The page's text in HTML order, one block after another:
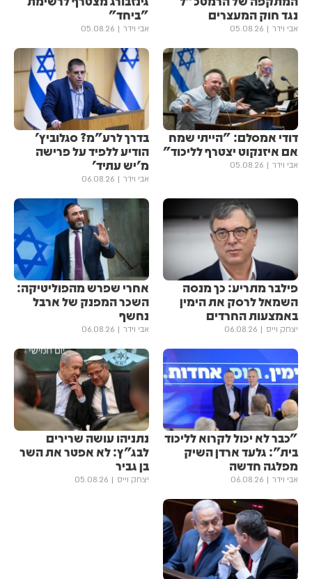
נגד חוק המעצרים
אבי וידר 05.08.26
"ביחד"
אבי וידר 05.08.26
דודי אמסלם: "הייתי שמח
אם איזנקוט יצטרף לליכוד"
אבי וידר 05.08.26
בדרך לרע"מ? סגלוביץ'
הודיע ללפיד על פרישה
מ'יש עתיד'
אבי וידר 06.08.26
פילבר מתריע: כך מנסה
השמאל לרסק את הימין
באמצעות החרדים
יצחק וייס 06.08.26
אחרי שפרש מהפוליטיקה:
השכר המפנק של ארבל
נחשף
אבי וידר 06.08.26
"כבר לא יכול לקרוא לליכוד
בית": גלעד ארדן השיק
מפלגה חדשה
אבי וידר 06.08.26
נתניהו עושה שרירים
לבג"ץ: לא אפטר את השר
בן גביר
יצחק וייס 05.08.26